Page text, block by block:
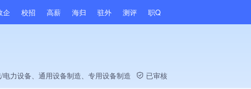
企 校招 高薪 海归 驻外 测评 职Q
力设备、通用设备制造、专用设备制造 已审核